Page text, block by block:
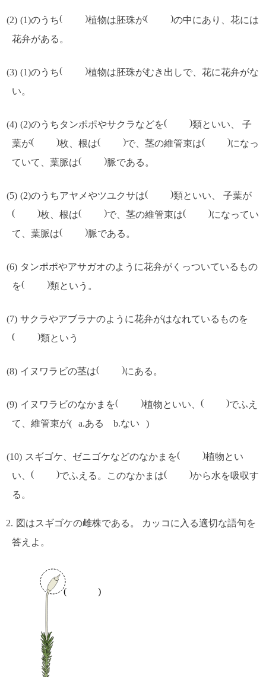
(1)のうち 植物は胚珠が
の中にあり、花には
花弁がある。
(1)のうち
植物は胚珠がむき出しで、花に花弁がな
い。
(2)のうちタンポポやサクラなどを
類といい、 子
葉が
枚、根は で、茎の維管束は
になっ
ていて、葉脈は
脈である。
(2)のうちアヤメやツユクサは
類といい、 子葉が
枚、根は
で、茎の維管束は
になってい
て、葉脈は
脈である。
タンポポやアサガオのように花弁がくっついているもの
を
類という。
サクラやアブラナのように花弁がはなれているものを
類という
イヌワラビの茎は にある。
イヌワラビのなかまを 植物といい、
でふえ
て、維管束が
a.ある b.ない
スギゴケ、ゼニゴケなどのなかまを
植物とい
い、
でふえる。このなかまは
から水を吸収す
る。
図はスギゴケの雌株である。 カッコに入る適切な語句を
答えよ。
( )